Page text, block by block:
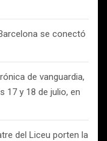
se conectó
de vanguardia,
17 y 18 de julio, en
del Liceu porten la